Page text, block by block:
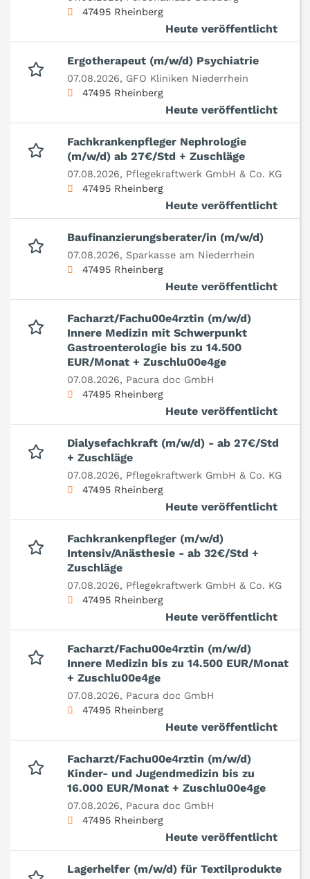
47495 Rheinberg
Heute veröffentlicht
Ergotherapeut (m/w/d) Psychiatrie
07.08.2026, GFO Kliniken Niederrhein
47495 Rheinberg
Heute veröffentlicht
Fachkrankenpfleger Nephrologie
(m/w/d) ab 27€/Std + Zuschläge
07.08.2026, Pflegekraftwerk GmbH & Co. KG
47495 Rheinberg
Heute veröffentlicht
Baufinanzierungsberater/in (m/w/d)
07.08.2026, Sparkasse am Niederrhein
47495 Rheinberg
Heute veröffentlicht
Facharzt/Fachu00e4rztin (m/w/d)
Innere Medizin mit Schwerpunkt
Gastroenterologie bis zu 14.500
EUR/Monat + Zuschlu00e4ge
07.08.2026, Pacura doc GmbH
47495 Rheinberg
Heute veröffentlicht
Dialysefachkraft (m/w/d) - ab 27€/Std
+ Zuschläge
07.08.2026, Pflegekraftwerk GmbH & Co. KG
47495 Rheinberg
Heute veröffentlicht
Fachkrankenpfleger (m/w/d)
Intensiv/Anästhesie - ab 32€/Std +
Zuschläge
07.08.2026, Pflegekraftwerk GmbH & Co. KG
47495 Rheinberg
Heute veröffentlicht
Facharzt/Fachu00e4rztin (m/w/d)
Innere Medizin bis zu 14.500 EUR/Monat
+ Zuschlu00e4ge
07.08.2026, Pacura doc GmbH
47495 Rheinberg
Heute veröffentlicht
Facharzt/Fachu00e4rztin (m/w/d)
Kinder- und Jugendmedizin bis zu
16.000 EUR/Monat + Zuschlu00e4ge
07.08.2026, Pacura doc GmbH
47495 Rheinberg
Heute veröffentlicht
Lagerhelfer (m/w/d) für Textilprodukte